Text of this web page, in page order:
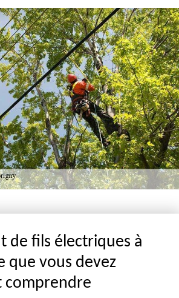
de fils électriques à
que vous devez
comprendre